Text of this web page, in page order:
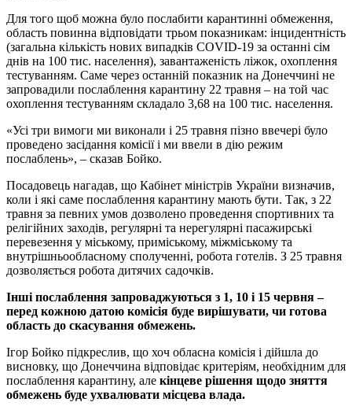
Для того щоб можна було послабити карантинні обмеження,
область повинна відповідати трьом показникам: інцидентність
(загальна кількість нових випадків COVID-19 за останні сім
днів на 100 тис. населення), завантаженість ліжок, охоплення
тестуванням. Саме через останній показник на Донеччині не
запровадили послаблення карантину 22 травня – на той час
охоплення тестуванням складало 3,68 на 100 тис. населення.
«Усі три вимоги ми виконали і 25 травня пізно ввечері було
проведено засідання комісії і ми ввели в дію режим
послаблень», – сказав Бойко.
Посадовець нагадав, що Кабінет міністрів України визначив,
коли і які саме послаблення карантину мають бути. Так, з 22
травня за певних умов дозволено проведення спортивних та
релігійних заходів, регулярні та нерегулярні пасажирські
перевезення у міському, приміському, міжміському та
внутрішньообласному сполученні, робота готелів. З 25 травня
дозволяється робота дитячих садочків.
Інші послаблення запроваджуються з 1, 10 і 15 червня –
перед кожною датою комісія буде вирішувати, чи готова
область до скасування обмежень.
Ігор Бойко підкреслив, що хоч обласна комісія і дійшла до
висновку, що Донеччина відповідає критеріям, необхідним для
послаблення карантину, але кінцеве рішення щодо зняття
обмежень буде ухвалювати місцева влада.